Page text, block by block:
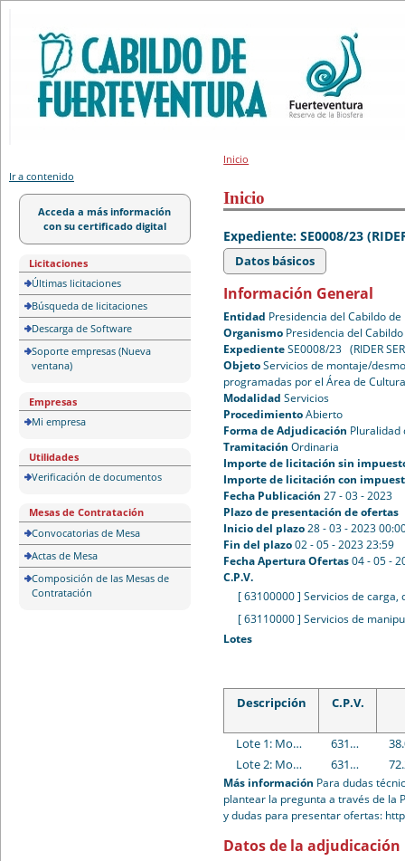
Ir a contenido
Acceda a más información
con su certificado digital
Licitaciones
Últimas licitaciones
Búsqueda de licitaciones
Descarga de Software
Soporte empresas (Nueva
ventana)
Empresas
Mi empresa
Utilidades
Verificación de documentos
Mesas de Contratación
Convocatorias de Mesa
Actas de Mesa
Composición de las Mesas de
Contratación
Inicio
Inicio
Expediente: SE0008/23
Datos básicos
Información General
Entidad Presidencia del Cabildo
Organismo Presidencia del
ExpedienteSE0008/23 (RIDER
ObjetoServicios de montaje/
programadas por el Área de
Modalidad Servicios
ProcedimientoAbierto
Forma de Adjudicación Pluralidad
Tramitación Ordinaria
Importe de licitación sin
Importe de licitación con
Fecha Publicación 27 - 03 - 2023
Plazo de presentación de ofertas
Inicio del plazo28 - 03 - 2023
Fin del plazo02 - 05 - 2023 23:59
Fecha Apertura Ofertas04 - 05 -
C.P.V.
[ 63100000 ] Servicios de carga,
[ 63110000 ] Servicios de
Lotes
Descripción C.P.V.
Lote 1: Montaje desmontaje exposiciones, manipulación colecciones y organización del depósito de arte 63100000 : Servicios de carga, descarga y almacenamiento.
Lote 2: Montaje y desmontaje de eventos y/o actividades
63100000 : Servicios de carga, descarga y almacenamiento.
Más información Para dudas
plantear la pregunta a través de la
y dudas para presentar ofertas:
Datos de la adjudicación